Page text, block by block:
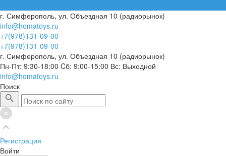
г. Симферополь, ул. Объездная 10 (радиорынок)
info@homatoys.ru
+7(978)131-09-00
+7(978)131-09-00
г. Симферополь, ул. Объездная 10 (радиорынок)
Пн-Пт: 9:30-18:00 Cб: 9:00-15:00 Вс: Выходной
info@homatoys.ru
Поиск
Регистрация
Войти